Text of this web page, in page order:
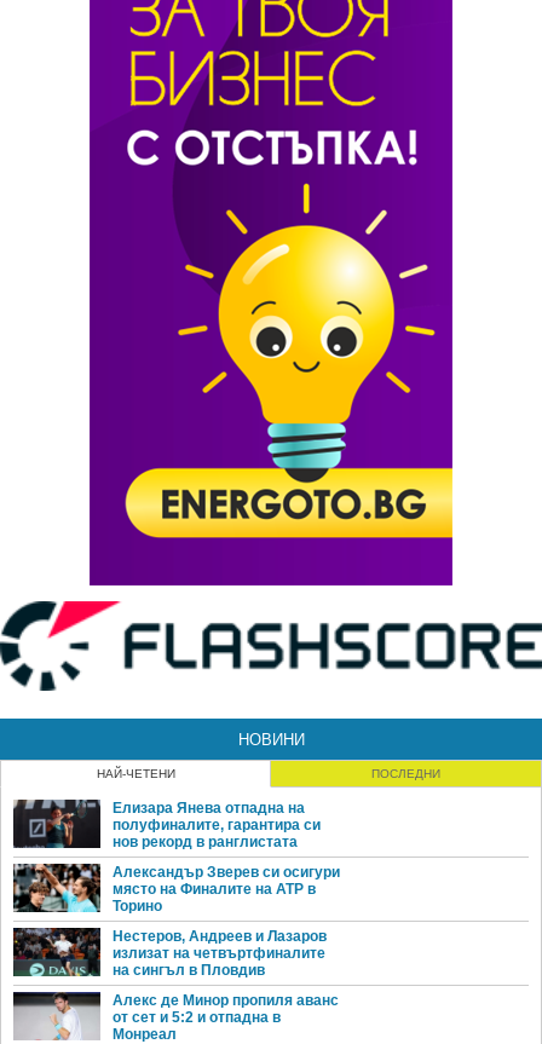
НОВИНИ
НАЙ-ЧЕТЕНИ ПОСЛЕДНИ
Елизара Янева отпадна на
полуфиналите, гарантира си
нов рекорд в ранглистата
Александър Зверев си осигури
място на Финалите на ATP в
Торино
Нестеров, Андреев и Лазаров
излизат на четвъртфиналите
на сингъл в Пловдив
Алекс де Минор пропиля аванс
от сет и 5:2 и отпадна в
Монреал